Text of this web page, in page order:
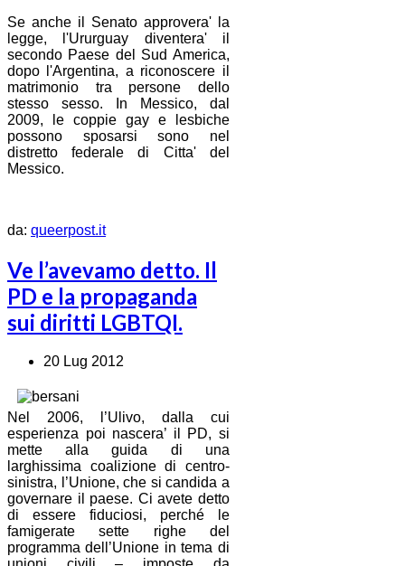
Se anche il Senato approvera' la
legge, l'Ururguay diventera' il
secondo Paese del Sud America,
dopo l'Argentina, a riconoscere il
matrimonio tra persone dello
stesso sesso. In Messico, dal
2009, le coppie gay e lesbiche
possono sposarsi sono nel
distretto federale di Citta' del
Messico.
da: queerpost.it
Ve l’avevamo detto. Il
PD e la propaganda
sui diritti LGBTQI.
20 Lug 2012
Nel 2006, l’Ulivo, dalla cui
esperienza poi nascera’ il PD, si
mette alla guida di una
larghissima coalizione di centro-
sinistra, l’Unione, che si candida a
governare il paese. Ci avete detto
di essere fiduciosi, perché le
famigerate sette righe del
programma dell’Unione in tema di